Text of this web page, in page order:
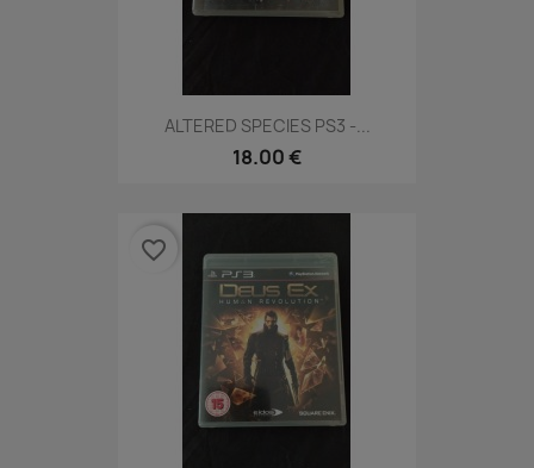
ALTERED SPECIES PS3 -...
18.00 €
favorite_border